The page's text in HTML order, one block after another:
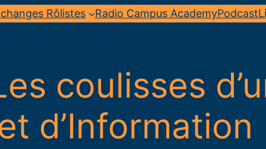
Rôlistes Radio Campus AcademyPodcast
coulisses
d’Information